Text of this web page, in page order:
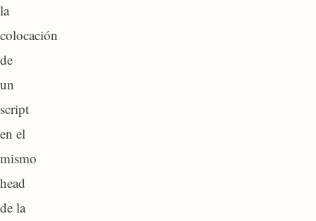
la
colocación
de
un
script
en el
mismo
head
de la